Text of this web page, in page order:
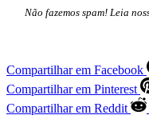
Não fazemos spam! Leia
Compartilhar em Facebook
Compartilhar em Pinterest
Compartilhar em Reddit